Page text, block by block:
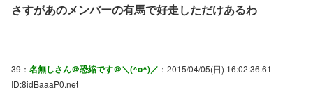
さすがあのメンバーの有馬で好走しただけあるわ
39： 名無しさん＠恐縮です＠＼(^o^)／ ：2015/04/05(日) 16:02:36.61
ID:8idBaaaP0.net